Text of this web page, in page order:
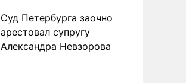
Суд Петербурга заочно
арестовал супругу
Александра Невзорова